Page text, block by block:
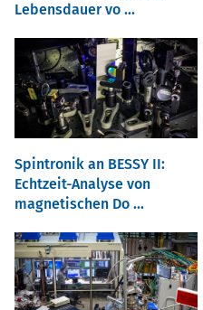
Lebensdauer vo ...
Spintronik an BESSY II:
Echtzeit-Analyse von
magnetischen Do ...